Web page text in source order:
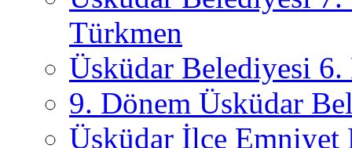
Türkmen
Üsküdar Belediyesi 6.
9. Dönem Üsküdar
Üsküdar İlçe